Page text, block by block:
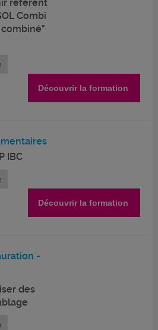
référent
Combi
Découvrir la formation
IBC
Découvrir la formation
-
des